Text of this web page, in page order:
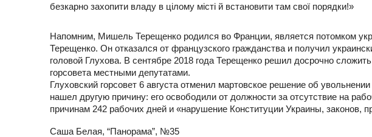
безкарно захопити владу в цілому місті й встановити там свої порядки!»
Напомним, Мишель Терещенко родился во Франции, является потомком
Терещенко. Он отказался от французского гражданства и получил
головой Глухова. В сентябре 2018 года Терещенко решил досрочно
горсовета местными депутатами.
Глуховский горсовет 6 августа отменил мартовское решение об
нашел другую причину: его освободили от должности за отсутствие на
причинам 242 рабочих дней и «нарушение Конституции Украины, законов,
Саша Белая, “Панорама”, №35